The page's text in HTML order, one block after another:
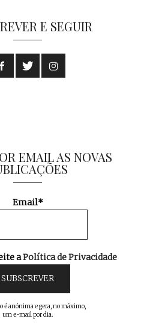
E SEGUIR
EMAIL AS NOVAS
Email*
aPolítica de Privacidade
é anónima e gera, no máximo,
um e-mail por dia.